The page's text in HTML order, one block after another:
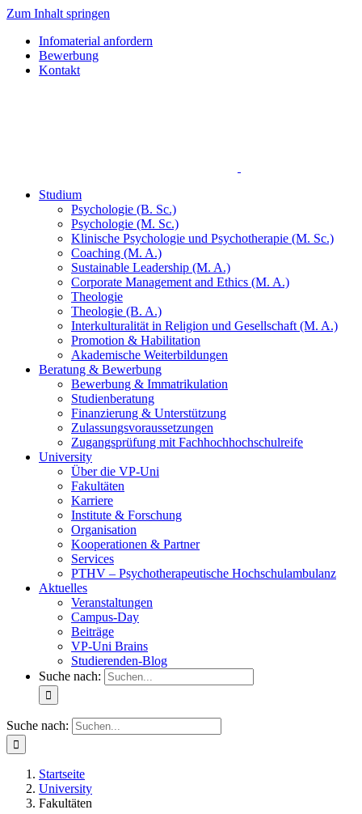
Zum Inhalt springen
Infomaterial anfordern
Bewerbung
Kontakt
Studium
Psychologie (B. Sc.)
Psychologie (M. Sc.)
Klinische Psychologie und Psychotherapie (M. Sc.)
Coaching (M. A.)
Sustainable Leadership (M. A.)
Corporate Management and Ethics (M. A.)
Theologie
Theologie (B. A.)
Interkulturalität in Religion und Gesellschaft (M. A.)
Promotion & Habilitation
Akademische Weiterbildungen
Beratung & Bewerbung
Bewerbung & Immatrikulation
Studienberatung
Finanzierung & Unterstützung
Zulassungsvoraussetzungen
Zugangsprüfung mit Fachhochhochschulreife
University
Über die VP-Uni
Fakultäten
Karriere
Institute & Forschung
Organisation
Kooperationen & Partner
Services
PTHV – Psychotherapeutische Hochschulambulanz
Aktuelles
Veranstaltungen
Campus-Day
Beiträge
VP-Uni Brains
Studierenden-Blog
Suche nach:
Suche nach:
Startseite
University
Fakultäten